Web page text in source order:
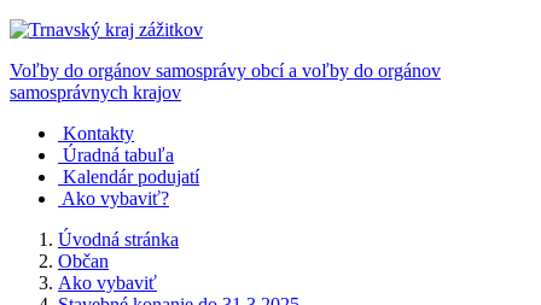
Voľby do orgánov samosprávy obcí a voľby do orgánov
samosprávnych krajov
Kontakty
Úradná tabuľa
Kalendár podujatí
Ako vybaviť?
Úvodná stránka
Občan
Ako vybaviť